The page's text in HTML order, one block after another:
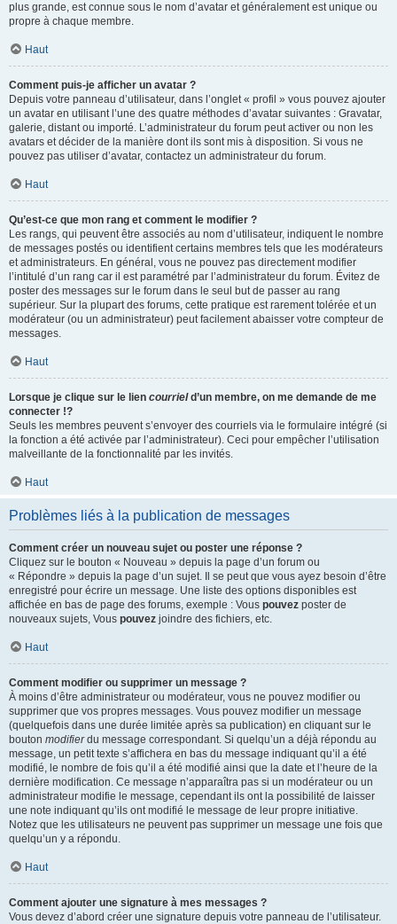
plus grande, est connue sous le nom d’avatar et généralement est unique ou
propre à chaque membre.
Haut
Comment puis-je afficher un avatar ?
Depuis votre panneau d’utilisateur, dans l’onglet « profil » vous pouvez ajouter
un avatar en utilisant l’une des quatre méthodes d’avatar suivantes : Gravatar,
galerie, distant ou importé. L’administrateur du forum peut activer ou non les
avatars et décider de la manière dont ils sont mis à disposition. Si vous ne
pouvez pas utiliser d’avatar, contactez un administrateur du forum.
Haut
Qu’est-ce que mon rang et comment le modifier ?
Les rangs, qui peuvent être associés au nom d’utilisateur, indiquent le nombre
de messages postés ou identifient certains membres tels que les modérateurs
et administrateurs. En général, vous ne pouvez pas directement modifier
l’intitulé d’un rang car il est paramétré par l’administrateur du forum. Évitez de
poster des messages sur le forum dans le seul but de passer au rang
supérieur. Sur la plupart des forums, cette pratique est rarement tolérée et un
modérateur (ou un administrateur) peut facilement abaisser votre compteur de
messages.
Haut
Lorsque je clique sur le lien courrield’un membre, on me demande de me
connecter !?
Seuls les membres peuvent s’envoyer des courriels via le formulaire intégré (si
la fonction a été activée par l’administrateur). Ceci pour empêcher l’utilisation
malveillante de la fonctionnalité par les invités.
Haut
Problèmes liés à la publication de messages
Comment créer un nouveau sujet ou poster une réponse ?
Cliquez sur le bouton « Nouveau » depuis la page d’un forum ou
« Répondre » depuis la page d’un sujet. Il se peut que vous ayez besoin d’être
enregistré pour écrire un message. Une liste des options disponibles est
affichée en bas de page des forums, exemple : Vous pouvez poster de
nouveaux sujets, Vous pouvez joindre des fichiers, etc.
Haut
Comment modifier ou supprimer un message ?
À moins d’être administrateur ou modérateur, vous ne pouvez modifier ou
supprimer que vos propres messages. Vous pouvez modifier un message
(quelquefois dans une durée limitée après sa publication) en cliquant sur le
bouton modifierdu message correspondant. Si quelqu’un a déjà répondu au
message, un petit texte s’affichera en bas du message indiquant qu’il a été
modifié, le nombre de fois qu’il a été modifié ainsi que la date et l’heure de la
dernière modification. Ce message n’apparaîtra pas si un modérateur ou un
administrateur modifie le message, cependant ils ont la possibilité de laisser
une note indiquant qu’ils ont modifié le message de leur propre initiative.
Notez que les utilisateurs ne peuvent pas supprimer un message une fois que
quelqu’un y a répondu.
Haut
Comment ajouter une signature à mes messages ?
Vous devez d’abord créer une signature depuis votre panneau de l’utilisateur.